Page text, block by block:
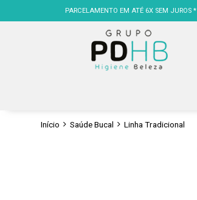
PARCELAMENTO EM ATÉ 6X SEM JUROS *
Início Saúde Bucal Linha Tradicional